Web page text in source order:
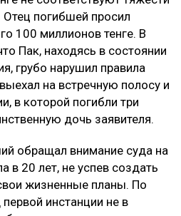
не оценили
Шотенов Р.К. — отец
погибшей в аварии.
Паку он не
только размера
вреда. В суде
что назначенные
не соответствуют тяжести
Отец погибшей просил
100 миллионов тенге. В